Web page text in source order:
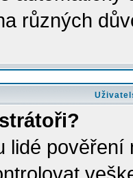
různých
lidé